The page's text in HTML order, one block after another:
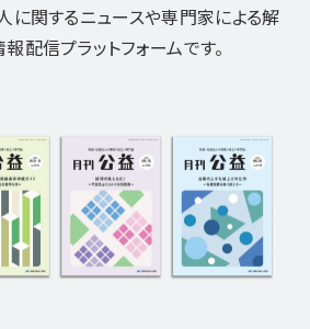
に関するニュースや専門家による解
配信プラットフォームです。